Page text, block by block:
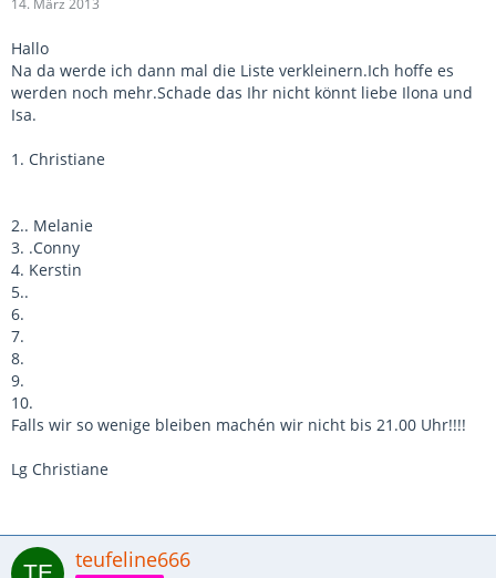
14. März 2013
Hallo
Na da werde ich dann mal die Liste verkleinern.Ich hoffe es
werden noch mehr.Schade das Ihr nicht könnt liebe Ilona und
Isa.
1. Christiane
2.. Melanie
3. .Conny
4. Kerstin
5..
6.
7.
8.
9.
10.
Falls wir so wenige bleiben machén wir nicht bis 21.00 Uhr!!!!
Lg Christiane
teufeline666